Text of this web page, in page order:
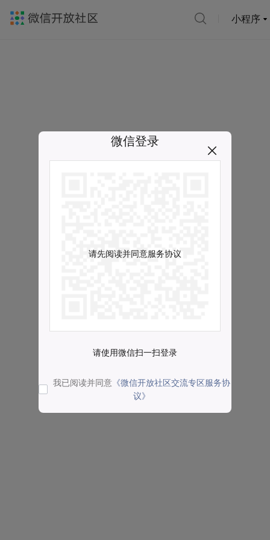
小程序
微信登录
请先阅读并同意服务协议
请使用微信扫一扫登录
我已阅读并同意 《微信开放社区交流专区服务协
议》